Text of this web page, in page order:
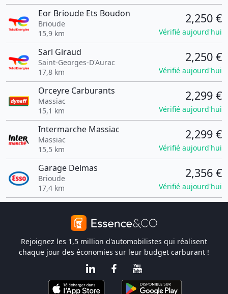
Eor Brioude Ets Boudon
Brioude
15,9 km
2,250 €
Vérifié aujourd'hui
Sarl Giraud
Saint-Georges-D'Aurac
17,8 km
2,250 €
Vérifié aujourd'hui
Orceyre Carburants
Massiac
15,1 km
2,299 €
Vérifié aujourd'hui
Intermarche Massiac
Massiac
15,5 km
2,299 €
Vérifié aujourd'hui
Garage Delmas
Brioude
17,4 km
2,356 €
Vérifié aujourd'hui
Rejoignez les 1,5 million d'automobilistes qui réalisent
chaque jour des économies sur leur budget carburant !